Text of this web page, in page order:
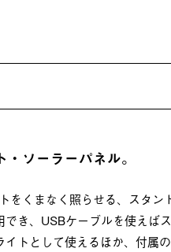
ソーラーパネル。
くまなく照らせる、スタン
き、USBケーブルを使えば
トとして使えるほか、付属